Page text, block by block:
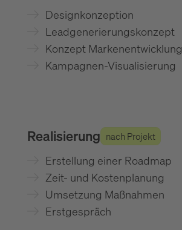
Designkonzeption
Leadgenerierungskonzept
Konzept Markenentwicklung
Kampagnen-Visualisierung
Realisierung nach Projekt
Erstellung einer Roadmap
Zeit- und Kostenplanung
Umsetzung Maßnahmen
Erstgespräch